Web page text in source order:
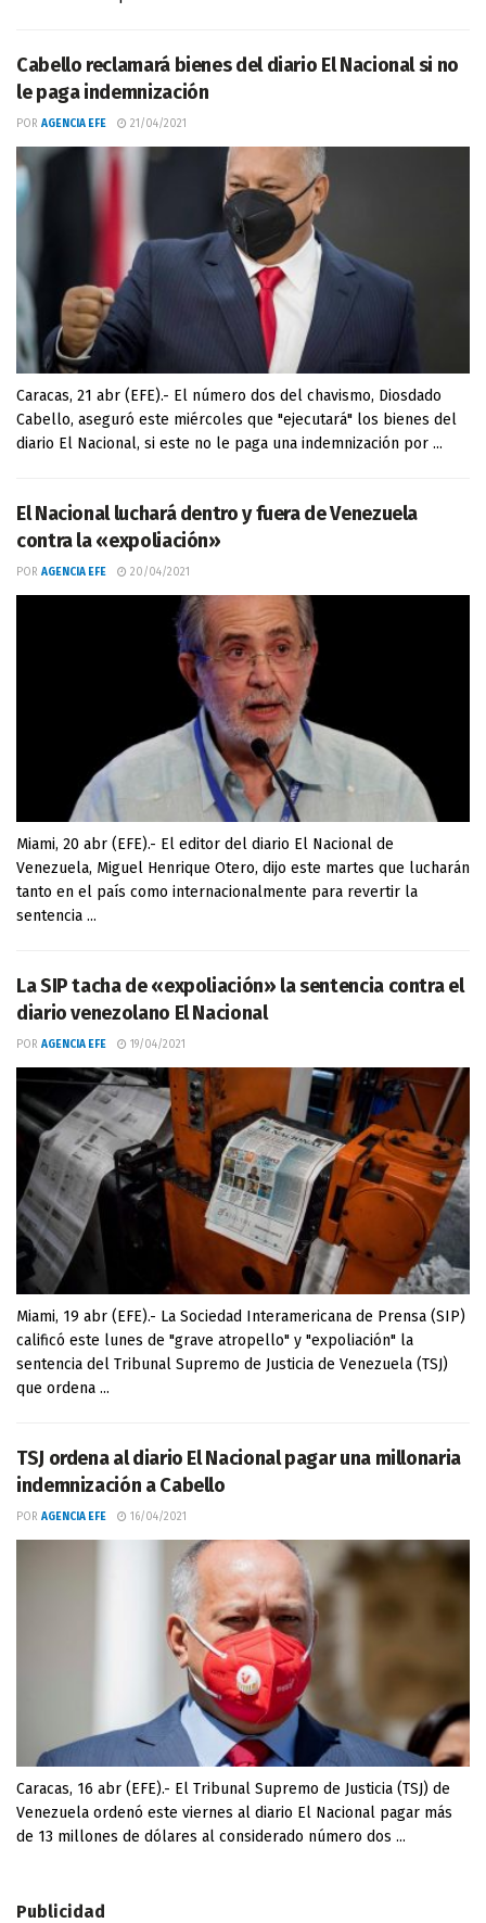
Cabello reclamará bienes del diario El Nacional si no
le paga indemnización
POR AGENCIA EFE 21/04/2021
Caracas, 21 abr (EFE).- El número dos del chavismo, Diosdado
Cabello, aseguró este miércoles que "ejecutará" los bienes del
diario El Nacional, si este no le paga una indemnización por ...
El Nacional luchará dentro y fuera de Venezuela
contra la «expoliación»
POR AGENCIA EFE 20/04/2021
Miami, 20 abr (EFE).- El editor del diario El Nacional de
Venezuela, Miguel Henrique Otero, dijo este martes que lucharán
tanto en el país como internacionalmente para revertir la
sentencia ...
La SIP tacha de «expoliación» la sentencia contra el
diario venezolano El Nacional
POR AGENCIA EFE 19/04/2021
Miami, 19 abr (EFE).- La Sociedad Interamericana de Prensa (SIP)
calificó este lunes de "grave atropello" y "expoliación" la
sentencia del Tribunal Supremo de Justicia de Venezuela (TSJ)
que ordena ...
TSJ ordena al diario El Nacional pagar una millonaria
indemnización a Cabello
POR AGENCIA EFE 16/04/2021
Caracas, 16 abr (EFE).- El Tribunal Supremo de Justicia (TSJ) de
Venezuela ordenó este viernes al diario El Nacional pagar más
de 13 millones de dólares al considerado número dos ...
Publicidad